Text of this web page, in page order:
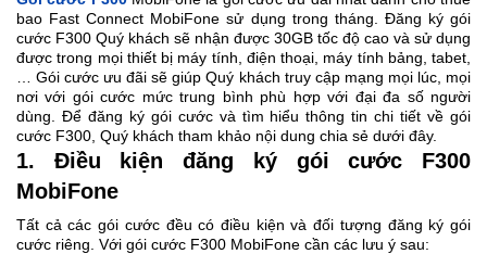
bao Fast Connect MobiFone sử dụng trong tháng. Đăng ký gói
cước F300 Quý khách sẽ nhận được 30GB tốc độ cao và sử dụng
được trong mọi thiết bị máy tính, điện thoại, máy tính bảng, tabet,
… Gói cước ưu đãi sẽ giúp Quý khách truy cập mạng mọi lúc, mọi
nơi với gói cước mức trung bình phù hợp với đại đa số người
dùng. Để đăng ký gói cước và tìm hiểu thông tin chi tiết về gói
cước F300, Quý khách tham khảo nội dung chia sẻ dưới đây.
1. Điều kiện đăng ký gói cước F300
MobiFone
Tất cả các gói cước đều có điều kiện và đối tượng đăng ký gói
cước riêng. Với gói cước F300 MobiFone cần các lưu ý sau: